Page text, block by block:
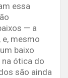
essa
— a
e, mesmo
baixo
ótica do
são ainda